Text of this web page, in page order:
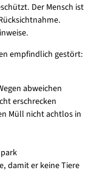
Der Mensch ist
empfindlich gestört:
abweichen
erschrecken
Müll nicht achtlos in
damit er keine Tiere